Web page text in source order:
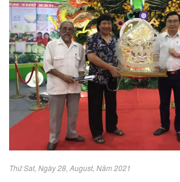
Thứ Sat, Ngày 28, August, Năm 2021